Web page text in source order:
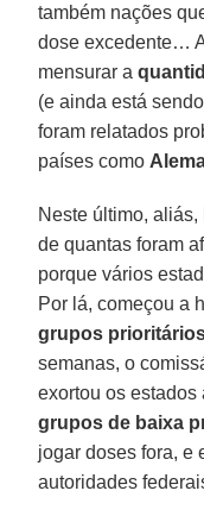
também nações
dose excedente…
mensurar a
(e ainda está
foram relatados
países como
Neste último,
de quantas foram
porque vários
Por lá, começou a
grupos
semanas, o
exortou os
grupos de baixa
jogar doses fora, e
autoridades